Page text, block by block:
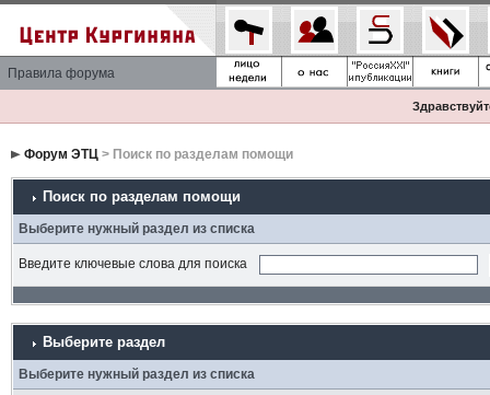
Правила форума
Форум ЭТЦ> Поиск по разделам помощи
Поиск по разделам помощи
Выберите нужный раздел из списка
Введите ключевые слова для поиска
Выберите раздел
Выберите нужный раздел из списка